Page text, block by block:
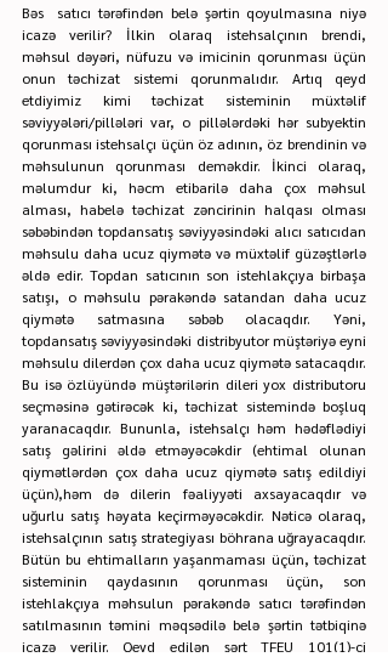
Bəs  satıcı tərəfindən belə şərtin qoyulmasına niyə
icazə verilir? İlkin olaraq istehsalçının brendi,
məhsul dəyəri, nüfuzu və imicinin qorunması üçün
onun təchizat sistemi qorunmalıdır. Artıq qeyd
etdiyimiz kimi təchizat sisteminin müxtəlif
səviyyələri/pillələri var, o pillələrdəki hər subyektin
qorunması istehsalçı üçün öz adının, öz brendinin və
məhsulunun qorunması deməkdir. İkinci olaraq,
məlumdur ki, həcm etibarilə daha çox məhsul
alması, habelə təchizat zəncirinin halqası olması
səbəbindən topdansatış səviyyəsindəki alıcı satıcıdan
məhsulu daha ucuz qiymətə və müxtəlif güzəştlərlə
əldə edir. Topdan satıcının son istehlakçıya birbaşa
satışı, o məhsulu pərakəndə satandan daha ucuz
qiymətə satmasına səbəb olacaqdır. Yəni,
topdansatış səviyyəsindəki distribyutor müştəriyə eyni
məhsulu dilerdən çox daha ucuz qiymətə satacaqdır.
Bu isə özlüyündə müştərilərin dileri yox distributoru
seçməsinə gətirəcək ki, təchizat sistemində boşluq
yaranacaqdır. Bununla, istehsalçı həm hədəflədiyi
satış gəlirini əldə etməyəcəkdir (ehtimal olunan
qiymətlərdən çox daha ucuz qiymətə satış edildiyi
üçün),həm də dilerin fəaliyyəti axsayacaqdır və
uğurlu satış həyata keçirməyəcəkdir. Nəticə olaraq,
istehsalçının satış strategiyası böhrana uğrayacaqdır.
Bütün bu ehtimalların yaşanmaması üçün, təchizat
sisteminin qaydasının qorunması üçün, son
istehlakçıya məhsulun pərakəndə satıcı tərəfindən
satılmasının təmini məqsədilə belə şərtin tətbiqinə
icazə verilir. Qeyd edilən şərt TFEU 101(1)-ci